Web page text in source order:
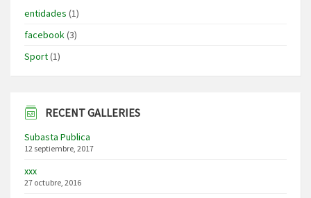
entidades (1)
facebook(3)
Sport(1)
RECENT GALLERIES
Subasta Publica
12 septiembre, 2017
xxx
27 octubre, 2016